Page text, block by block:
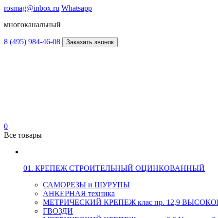
rosmag@inbox.ru Whatsapp
многоканальный
8 (495) 984-46-08 Заказать звонок
0
Все товары
01. КРЕПЕЖ СТРОИТЕЛЬНЫЙ ОЦИНКОВАННЫЙ
САМОРЕЗЫ и ШУРУПЫ
АНКЕРНАЯ техника
МЕТРИЧЕСКИЙ КРЕПЕЖ клас пр. 12,9
ГВОЗДИ